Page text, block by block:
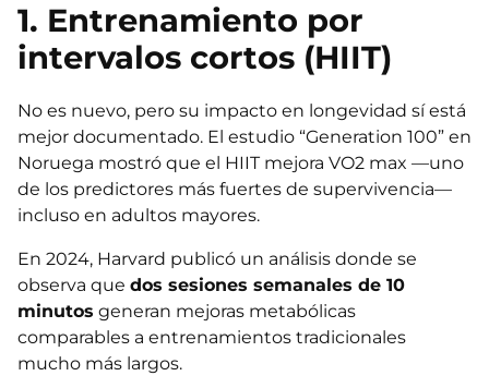
1. Entrenamiento por
intervalos cortos (HIIT)
No es nuevo, pero su impacto en longevidad sí está
mejor documentado. El estudio “Generation 100” en
Noruega mostró que el HIIT mejora VO2 max —uno
de los predictores más fuertes de supervivencia—
incluso en adultos mayores.
En 2024, Harvard publicó un análisis donde se
observa que dos sesiones semanales de 10
minutos generan mejoras metabólicas
comparables a entrenamientos tradicionales
mucho más largos.